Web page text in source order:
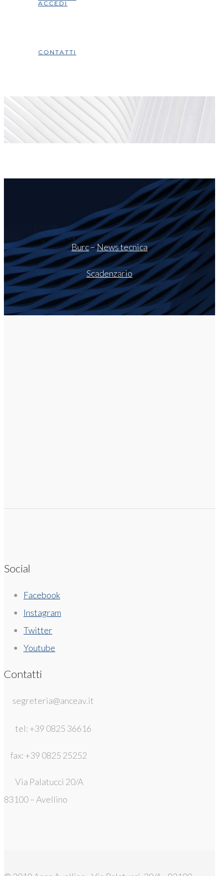
ACCEDI
CONTATTI
Burc–News tecnica
Scadenzario
Social
Facebook
Instagram
Twitter
Youtube
Contatti
segreteria@anceav.it
tel: +39 0825 36616
fax: +39 0825 25252
Via Palatucci 20/A
83100 – Avellino